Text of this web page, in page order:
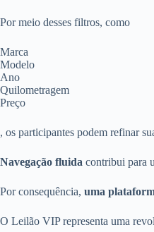
Por meio desses filtros, como
Marca
Modelo
Ano
Quilometragem
Preço
, os participantes podem refinar
Navegação fluida contribui para
Por consequência, uma
O Leilão VIP representa uma